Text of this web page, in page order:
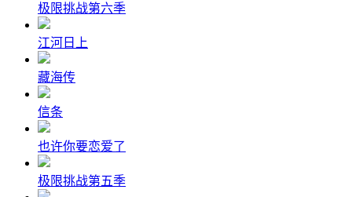
极限挑战第六季
江河日上
藏海传
信条
也许你要恋爱了
极限挑战第五季